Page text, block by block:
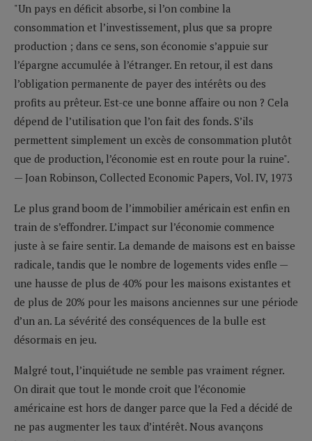
"Un pays en déficit absorbe, si l’on combine la
consommation et l’investissement, plus que sa propre
production ; dans ce sens, son économie s’appuie sur
l’épargne accumulée à l’étranger. En retour, il est dans
l’obligation permanente de payer des intérêts ou des
profits au prêteur. Est-ce une bonne affaire ou non ? Cela
dépend de l’utilisation que l’on fait des fonds. S’ils
permettent simplement un excès de consommation plutôt
que de production, l’économie est en route pour la ruine".
— Joan Robinson, Collected Economic Papers, Vol. IV, 1973
Le plus grand boom de l’immobilier américain est enfin en
train de s’effondrer. L’impact sur l’économie commence
juste à se faire sentir. La demande de maisons est en baisse
radicale, tandis que le nombre de logements vides enfle —
une hausse de plus de 40% pour les maisons existantes et
de plus de 20% pour les maisons anciennes sur une période
d’un an. La sévérité des conséquences de la bulle est
désormais en jeu.
Malgré tout, l’inquiétude ne semble pas vraiment régner.
On dirait que tout le monde croit que l’économie
américaine est hors de danger parce que la Fed a décidé de
ne pas augmenter les taux d’intérêt. Nous avançons